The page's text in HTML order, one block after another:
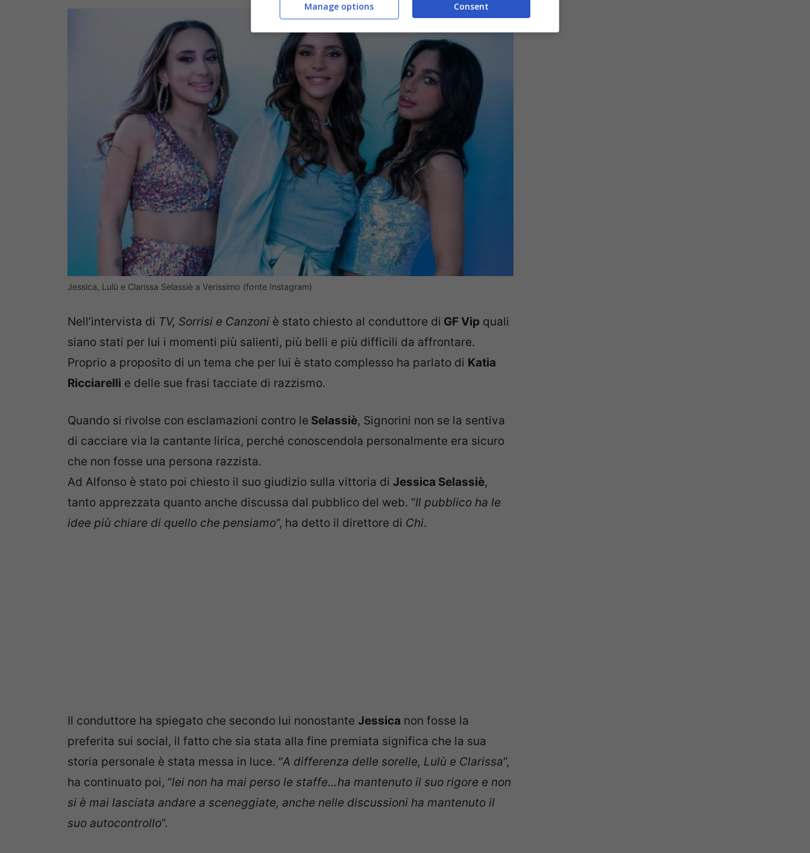
Jessica, Lulù e Clarissa Selassiè a Verissimo (fonte Instagram)
Nell’intervista di TV, Sorrisi e Canzoni è stato chiesto al conduttore di GF Vip quali
siano stati per lui i momenti più salienti, più belli e più difficili da affrontare.
Proprio a proposito di un tema che per lui è stato complesso ha parlato di Katia
Ricciarelli e delle sue frasi tacciate di razzismo.
Quando si rivolse con esclamazioni contro le Selassiè, Signorini non se la sentiva
di cacciare via la cantante lirica, perché conoscendola personalmente era sicuro
che non fosse una persona razzista.
Ad Alfonso è stato poi chiesto il suo giudizio sulla vittoria di Jessica Selassiè,
tanto apprezzata quanto anche discussa dal pubblico del web. “Il pubblico ha le
idee più chiare di quello che pensiamo“, ha detto il direttore di Chi.
Il conduttore ha spiegato che secondo lui nonostante Jessica non fosse la
preferita sui social, il fatto che sia stata alla fine premiata significa che la sua
storia personale è stata messa in luce. “A differenza delle sorelle, Lulù e Clarissa“,
ha continuato poi, “lei non ha mai perso le staffe…ha mantenuto il suo rigore e non
si è mai lasciata andare a sceneggiate, anche nelle discussioni ha mantenuto il
suo autocontrollo“.
Consent
Manage options